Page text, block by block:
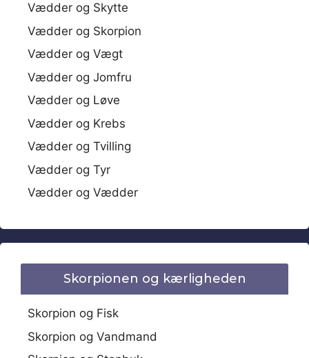
Vædder og Skytte
Vædder og Skorpion
Vædder og Vægt
Vædder og Jomfru
Vædder og Løve
Vædder og Krebs
Vædder og Tvilling
Vædder og Tyr
Vædder og Vædder
Skorpionen og kærligheden
Skorpion og Fisk
Skorpion og Vandmand